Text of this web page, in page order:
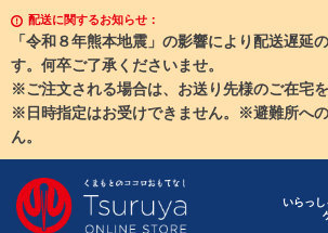
配送に関するお知らせ：
「令和８年熊本地震」の影響により配送遅延
す。何卒ご了承くださいませ。
※ご注文される場合は、お送り先様のご在宅を
※日時指定はお受けできません。※避難所へ
ん。
いらっ